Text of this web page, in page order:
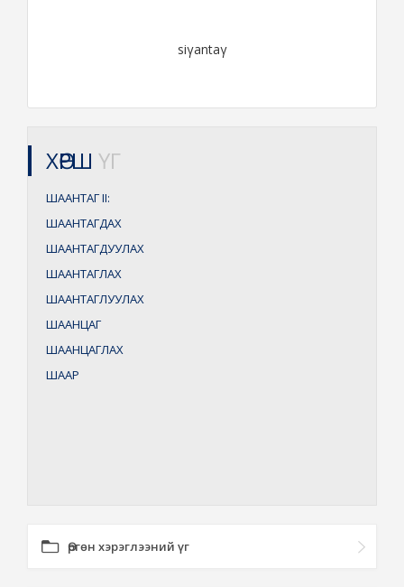
siγantaγ
ХӨРШ ҮГ
ШААНТАГII:
ШААНТАГДАХ
ШААНТАГДУУЛАХ
ШААНТАГЛАХ
ШААНТАГЛУУЛАХ
ШААНЦАГ
ШААНЦАГЛАХ
ШААР
Өргөн хэрэглээний үг